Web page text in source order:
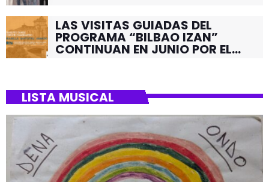
LAS VISITAS GUIADAS DEL
PROGRAMA “BILBAO IZAN”
CONTINUAN EN JUNIO POR EL
LISTA MUSICAL